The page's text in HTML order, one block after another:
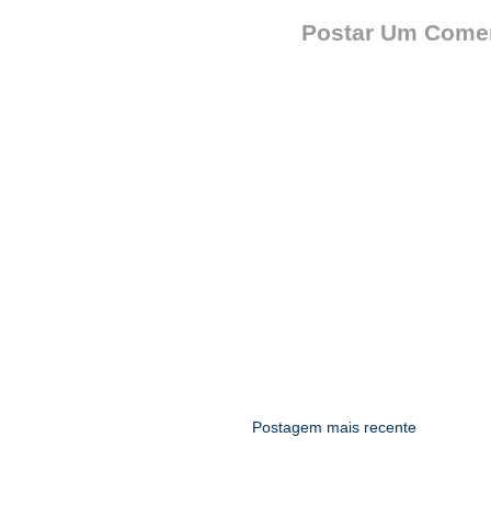
Postar Um
Postagem mais recente